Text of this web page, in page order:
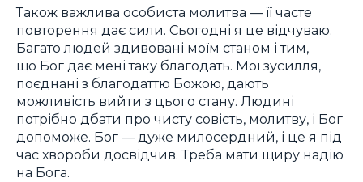
Також важлива особиста молитва — її часте
повторення дає сили. Сьогодні я це відчуваю.
Багато людей здивовані моїм станом і тим,
що Бог дає мені таку благодать. Мої зусилля,
поєднані з благодаттю Божою, дають
можливість вийти з цього стану. Людині
потрібно дбати про чисту совість, молитву, і Бог
допоможе. Бог — дуже милосердний, і це я під
час хвороби досвідчив. Треба мати щиру надію
на Бога.